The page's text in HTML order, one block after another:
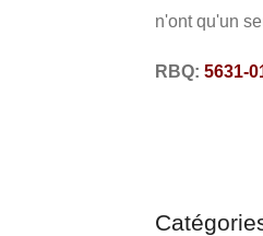
n'ont qu'un
RBQ: 5631-